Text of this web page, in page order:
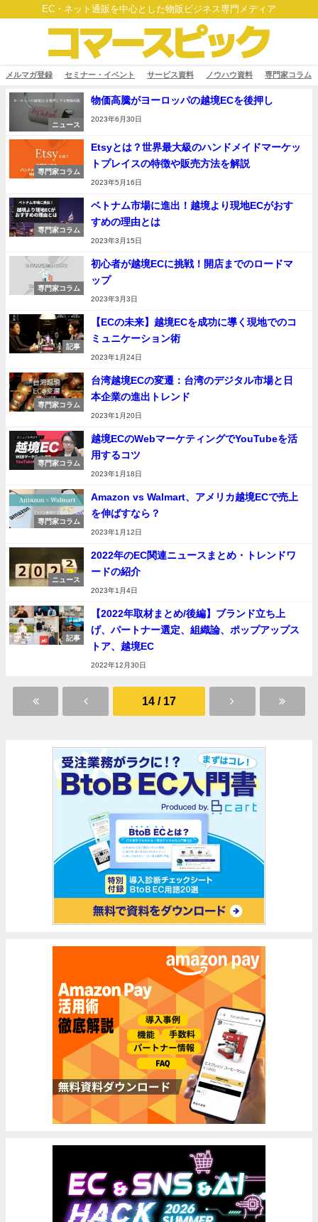
EC・ネット通販を中心とした物販ビジネス専門メディア
メルマガ登録 セミナー・イベント サービス資料 ノウハウ資料 専門家コラム
ニュース
物価高騰がヨーロッパの越境ECを後押し
2023年6月30日
専門家コラム
Etsyとは？世界最大級のハンドメイドマーケッ
トプレイスの特徴や販売方法を解説
2023年5月16日
専門家コラム
ベトナム市場に進出！越境より現地ECがおす
すめの理由とは
2023年3月15日
専門家コラム
初心者が越境ECに挑戦！開店までのロードマ
ップ
2023年3月3日
記事
【ECの未来】越境ECを成功に導く現地でのコ
ミュニケーション術
2023年1月24日
専門家コラム
台湾越境ECの変遷：台湾のデジタル市場と日
本企業の進出トレンド
2023年1月20日
専門家コラム
越境ECのWebマーケティングでYouTubeを活
用するコツ
2023年1月18日
専門家コラム
Amazon vs Walmart、アメリカ越境ECで売上
を伸ばすなら？
2023年1月12日
ニュース
2022年のEC関連ニュースまとめ・トレンドワ
ードの紹介
2023年1月4日
記事
【2022年取材まとめ/後編】ブランド立ち上
げ、パートナー選定、組織論、ポップアップス
トア、越境EC
2022年12月30日
14 / 17